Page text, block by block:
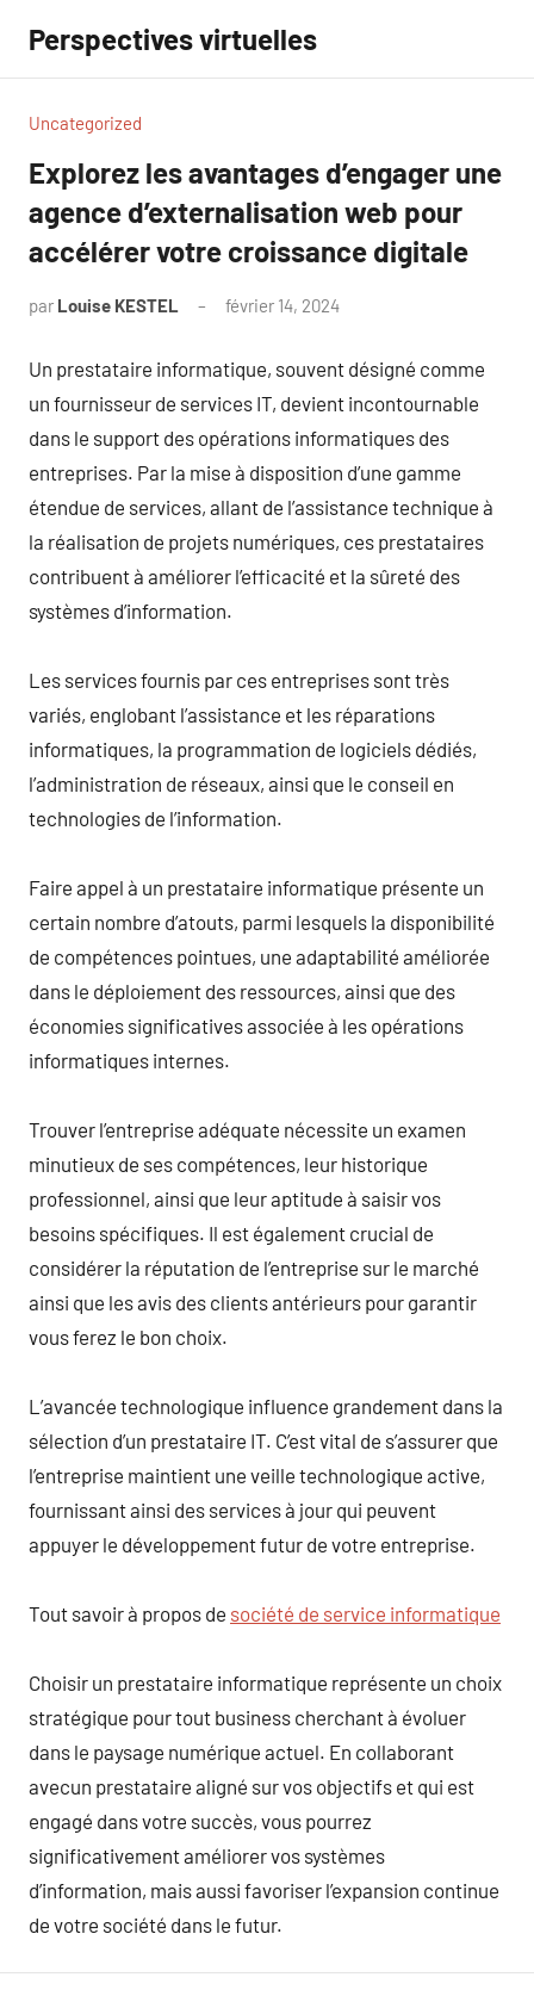
contenu
Perspectives virtuelles
Uncategorized
Explorez les avantages d’engager une
agence d’externalisation web pour
accélérer votre croissance digitale
par Louise KESTEL février 14, 2024
Un prestataire informatique, souvent désigné comme
un fournisseur de services IT, devient incontournable
dans le support des opérations informatiques des
entreprises. Par la mise à disposition d’une gamme
étendue de services, allant de l’assistance technique à
la réalisation de projets numériques, ces prestataires
contribuent à améliorer l’efficacité et la sûreté des
systèmes d’information.
Les services fournis par ces entreprises sont très
variés, englobant l’assistance et les réparations
informatiques, la programmation de logiciels dédiés,
l’administration de réseaux, ainsi que le conseil en
technologies de l’information.
Faire appel à un prestataire informatique présente un
certain nombre d’atouts, parmi lesquels la disponibilité
de compétences pointues, une adaptabilité améliorée
dans le déploiement des ressources, ainsi que des
économies significatives associée à les opérations
informatiques internes.
Trouver l’entreprise adéquate nécessite un examen
minutieux de ses compétences, leur historique
professionnel, ainsi que leur aptitude à saisir vos
besoins spécifiques. Il est également crucial de
considérer la réputation de l’entreprise sur le marché
ainsi que les avis des clients antérieurs pour garantir
vous ferez le bon choix.
L’avancée technologique influence grandement dans la
sélection d’un prestataire IT. C’est vital de s’assurer que
l’entreprise maintient une veille technologique active,
fournissant ainsi des services à jour qui peuvent
appuyer le développement futur de votre entreprise.
Tout savoir à propos de société de service informatique
Choisir un prestataire informatique représente un choix
stratégique pour tout business cherchant à évoluer
dans le paysage numérique actuel. En collaborant
avecun prestataire aligné sur vos objectifs et qui est
engagé dans votre succès, vous pourrez
significativement améliorer vos systèmes
d’information, mais aussi favoriser l’expansion continue
de votre société dans le futur.